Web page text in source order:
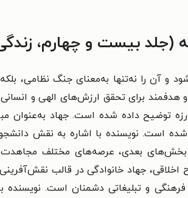
(جلد بیست و چهارم،
و آن را نه‌تنها به‌معنای جنگ نظامی،
هدفمند برای تحقق ارزش‌های الهی و
توضیح داده شده است. جهاد به‌عنوان
است. نویسنده با اشاره به نقش
بعدی، عرصه‌های مختلف مجاهدت
اخلاقی، جهاد خانوادگی در قالب
فرهنگی و تبلیغاتی دشمنان است.